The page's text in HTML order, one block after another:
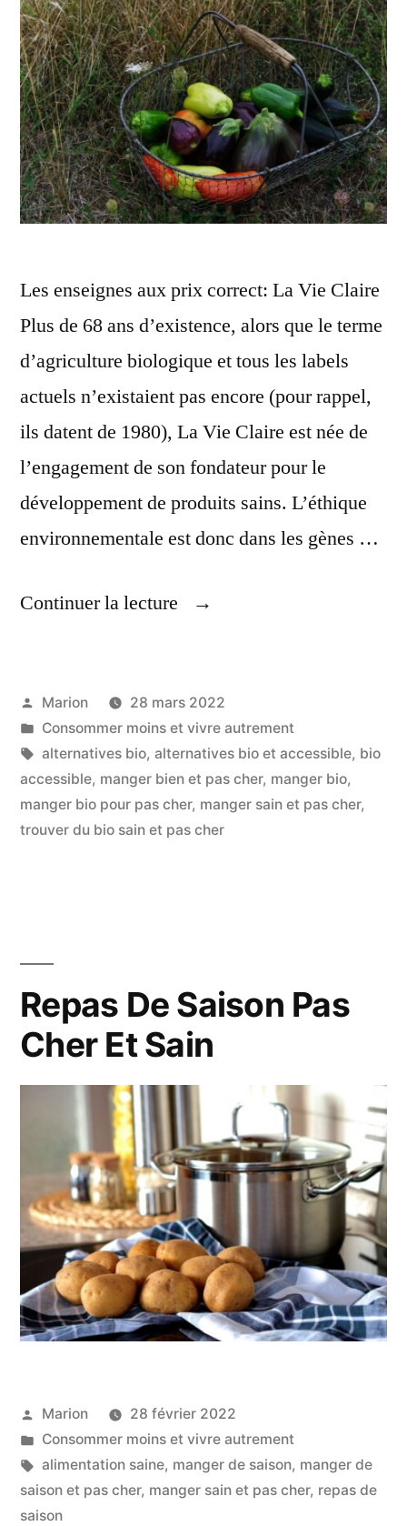
Les enseignes aux prix correct: La Vie Claire
Plus de 68 ans d’existence, alors que le terme
d’agriculture biologique et tous les labels
actuels n’existaient pas encore (pour rappel,
ils datent de 1980), La Vie Claire est née de
l’engagement de son fondateur pour le
développement de produits sains. L’éthique
environnementale est donc dans les gènes …
Continuer la lecture
« Alternatives
Accessible »
Publié
par
Marion
28 mars 2022
Publié
dans
Consommer moins et vivre autrement
Étiquettes :
alternatives bio, alternatives bio et accessible, bio
accessible, manger bien et pas cher, manger bio,
manger bio pour pas cher, manger sain et pas cher,
trouver du bio sain et pas cher
Repas De Saison Pas
Cher Et Sain
Publié
par
Marion
28 février 2022
Publié
dans
Consommer moins et vivre autrement
Étiquettes :
alimentation saine, manger de saison, manger de
saison et pas cher, manger sain et pas cher, repas de
saison